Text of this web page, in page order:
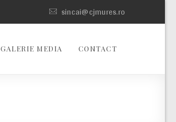
sincai@cjmures.ro
GALERIE MEDIA CONTACT